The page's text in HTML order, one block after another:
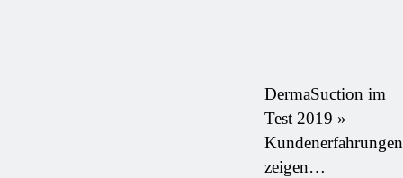
DermaSuction im
Test 2019 »
Kundenerfahrungen
zeigen…